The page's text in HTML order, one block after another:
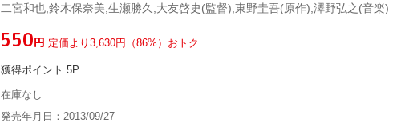
二宮和也,鈴木保奈美,生瀬勝久,大友啓史(監督),東野圭吾(原作),澤野弘之(音楽)
¥550円 定価より3,630円（86%）おトク
獲得ポイント 5P
在庫なし
発売年月日：2013/09/27